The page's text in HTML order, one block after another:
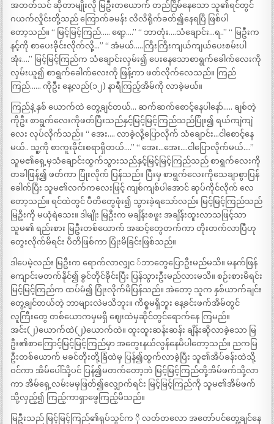
အတတ်သင် ဆိုတာမျိုးလို မြဦးတယောက် တည်ငြိမ်နေသော သူ၏ရင်တွင်
ဂယက်လှိုင်းတို့သည် ကြောက်ခမန်း လိလိရိုက်ခတ်၍နေရပြီ ဖြစ်ပါ
တော့သည်။ “ မြင့်မြင့်ကြည်….. ရော့….” “ ဘာတုံး….သံချောင်း…ရ..” “ မြဦးက
နင့်ကို စာပေးခိုင်းလိုက်လို့…” “ အံမယ်…..ကြီးကြီးကျယ်ကျယ်ပေးစမ်းပါ
အုံး….” မြင့်မြင့်ကြည်က သံချောင်းလှမ်း၍ ပေးနေသောစာရွက်ခေါက်လေးကို
လှမ်းယူ၍ စာရွက်ခေါက်လေးကို ဖြန့်ကာ ဖတ်လိုက်လေသည်။ ကြည်
ကြည်…… ကိုဦး နေ့လည်(၁၂) နာရီကြည့်အိမ်ကို လာခဲ့မယ်။
ကြည်နဲ့ နှစ် ယောက်ထဲ တွေ့ချင်တယ်… ဆက်ဆက်စောင့်နေပါနော်….. ချစ်တဲ့
ကိုဦး စာရွက်လေးကိုဖတ်ပြီးသည်နှင့်မြင့်မြင့်ကြည်သည်ပြုံး၍ ရယ်ကျဲကျဲ
လေး လုပ်လိုက်သည်။ “ အေး…. လာခဲ့လို့ပြောလိုက် သံချောင်း…ငါစောင့်နေ
မယ်.. သူ့ကို စာကူးခိုင်းစရာရှိတယ်….” “ အေး…အေး….ငါပြောလိုက်မယ်….”
သူမ၏ရှေ့မှသံချောင်းထွက်သွားသည်နှင့်မြင့်မြင့်ကြည်သည် စာရွက်လေးကို
တခါဖြန့်၍ ဖတ်ကာ ပြုံးလိုက် ပြန်သည်။ ပြီးမှ စာရွက်လေးကိုသေချာစွာပြန်
ခေါက်ပြီး သူမ၏လက်ကလေးဖြင့် ကျစ်ကျစ်ပါအောင် ဆုပ်ကိုင်လိုက် လေ
တော့သည်။ ရင်ထဲတွင် ပီတိတွေဖုံး၍ သွားခဲ့ရသော်လည်း မြင့်မြင့်ကြည်သည်
မြဦးကို မယုံရဲသေး။ ဒါမျိုး မြဦးက မချိန်းစဖူး အချိန်းထူးလာသဖြင့်သာ
သူမ၏ ရည်းစား မြဦးတစ်ယောက် အဆင့်တွေတက်ကာ တိုးတက်လာပြီဟု
တွေးလိုက်မိရင်း ပီတိဖြစ်ကာ ပြုံးမိခြင်းဖြစ်သည်။
ဒါပေမဲ့လည်း မြဦးက ရောက်လာလျှင ်ဘာတွေပြောဦးမည်မသိ။ မနက်ဖြန်
ကျောင်းမတက်နိုင်၍ ခွင်တိုင်ခိုင်းပြီး ပြန်သွားဦးမည်လားမသိ။ စဉ်းစားမိရင်း
မြင့်မြင့်ကြည်က ထပ်မံ၍ ပြုံးလိုက်မိပြန်သည်။ အဲတော့ သူက နှစ်ယာက်ချင်း
တွေ့ချင်တယ်တဲ့ ဘာများလဲမသိဘူး။ ကိစ္စမရှိဘူး နေ့ခင်းဖက်အိမ်တွင်
လူကြီးတွေ တစ်ယောကမှမရှိ ဈေးထဲမှဆိုင်တွင်ရောက်နေ ကြမည်။
အင်း(၂)ယောက်ထဲ(၂)ယောက်ထဲ။ ထူးထူးဆန်းဆန်း ချိန်းဆိုလာခဲ့သော မြ
ဦး၏စာကြောင့်မြင့်မြင့်ကြည်မှာ အတွေးနယ်လွန်နေမိပါတော့သည်။ ညကမြ
ဦးတစ်ယောက် မခင်တိုးတို့ခြံထဲမှ ပြန်၍ထွက်လာခဲ့ပြီး သူ၏အိပ်ခန်းထဲသို့
ဝင်ကာ အိမ်ပေါ်သို့ပင် ပြန်၍မတက်တော့ဘဲ မြင့်မြင့်ကြည်တို့အိမ်ဖက်သို့လာ
ကာ အိမ်ရှေ့လမ်းမမှဖြတ်၍လျှောက်ရင်း မြင့်မြင့်ကြည်ကို သူမ၏အိမ်ဖက်
သို့လှည့်၍ ကြည့်ကာရှာဖွေကြည့်မိသည်။
မြဦးသည် မြင့်မြင့်ကြည်၏ရုပ်သွင်က ို လတ်တလော အတော်ပင်တွေ့ချင်နေ